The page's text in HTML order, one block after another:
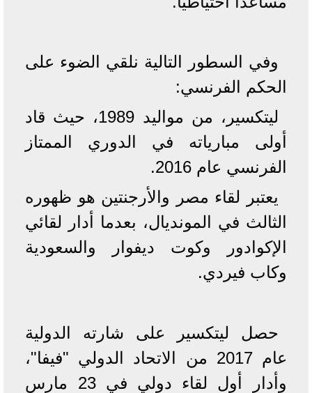
وفي السطور التالية نلقي الضوء على
الحكم الفرنسي:
ليتكسير، من مواليد 1989، حيث قاد
أولى مبارياته في الدوري الممتاز
الفرنسي عام 2016.
يعتبر لقاء مصر والأرجنتين هو ظهوره
الثالث في المونديال، بعدما أدار لقائي
الإكوادور وكوت ديفوار والسعودية
وكاب فيردي.
حصل ليتكسير على شارته الدولية
عام 2017 من الاتحاد الدولي "فيفا"،
وأدار أول لقاء دولي في 23 مارس